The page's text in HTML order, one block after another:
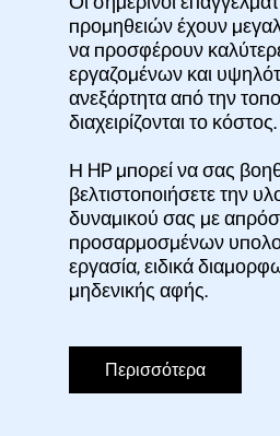
προμηθειών έχουν
να προσφέρουν
εργαζομένων και
ανεξάρτητα από την
διαχειρίζονται το κόστος.
Η HP μπορεί να σας
βελτιστοποιήσετε την
δυναμικού σας με
προσαρμοσμένων
εργασία, ειδικά
μηδενικής αφής.
Περισσότερα